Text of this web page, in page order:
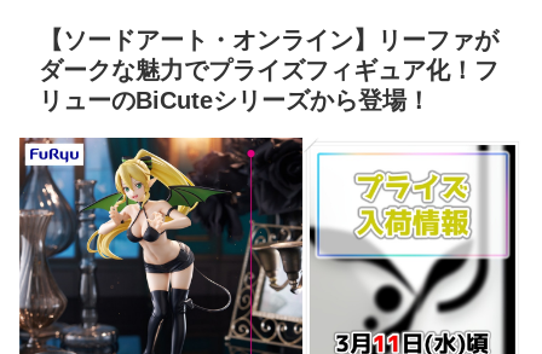
【ソードアート・オンライン】リーファが
ダークな魅力でプライズフィギュア化！フ
リューのBiCuteシリーズから登場！